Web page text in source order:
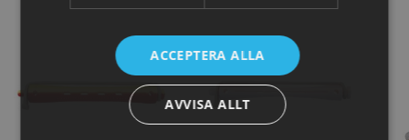
Köp Info
ACCEPTERA ALLA
AVVISA ALLT